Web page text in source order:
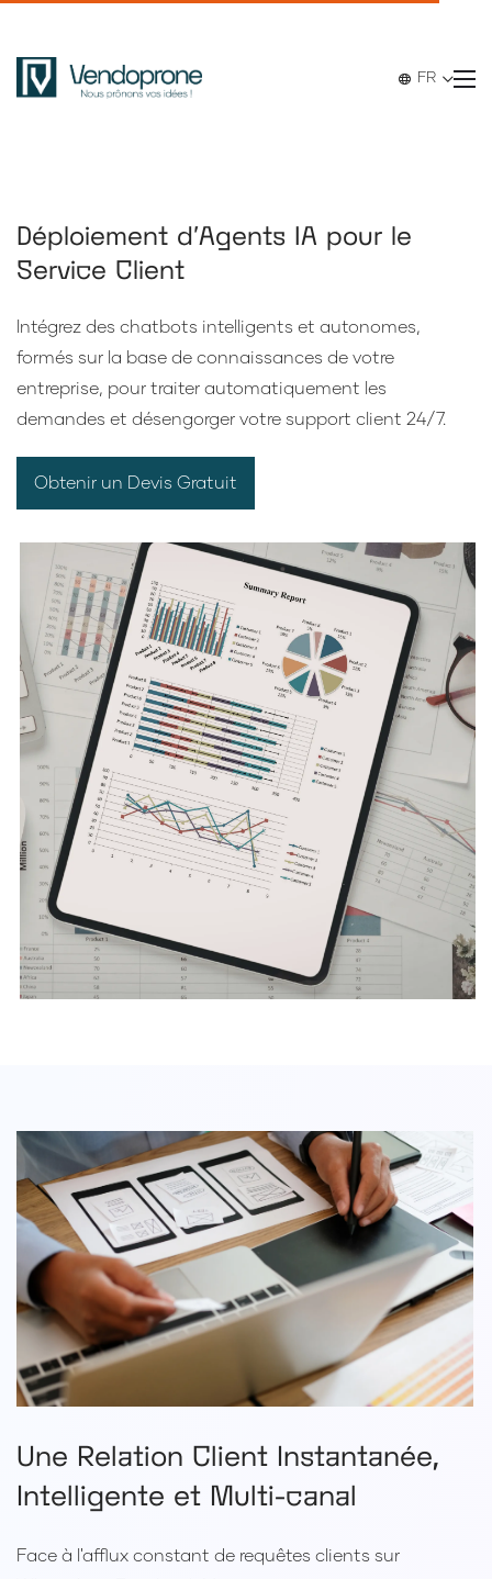
FR
Déploiement d'Agents IA pour le
Service Client
Intégrez des chatbots intelligents et autonomes,
formés sur la base de connaissances de votre
entreprise, pour traiter automatiquement les
demandes et désengorger votre support client 24/7.
Obtenir un Devis Gratuit
Une Relation Client Instantanée,
Intelligente et Multi-canal
Face à l'afflux constant de requêtes clients sur